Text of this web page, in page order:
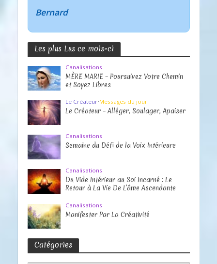
Bernard
Les plus Lus ce mois-ci
Canalisations
MÈRE MARIE – Poursuivez Votre Chemin
et Soyez Libres
Le Créateur•Messages du jour
Le Créateur – Alléger, Soulager, Apaiser
Canalisations
Semaine du Défi de la Voix Intérieure
Canalisations
Du Vide Intérieur au Soi Incarné : Le
Retour à La Vie De L’âme Ascendante
Canalisations
Manifester Par La Créativité
Catégories